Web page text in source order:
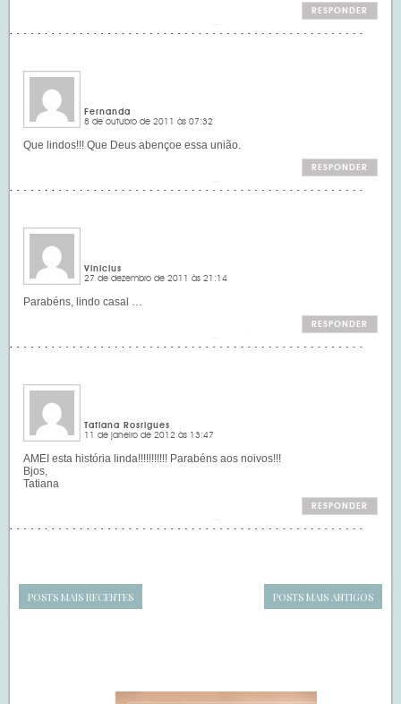
RESPONDER
Fernanda
8 de outubro de 2011 às 07:32
Que lindos!!! Que Deus abençoe essa união.
RESPONDER
Vinicius
27 de dezembro de 2011 às 21:14
Parabéns, lindo casal …
RESPONDER
Tatiana Rosrigues
11 de janeiro de 2012 às 13:47
AMEI esta história linda!!!!!!!!!!! Parabéns aos noivos!!!
Bjos,
Tatiana
RESPONDER
POSTS MAIS RECENTES POSTS MAIS ANTIGOS
SIDEBAR